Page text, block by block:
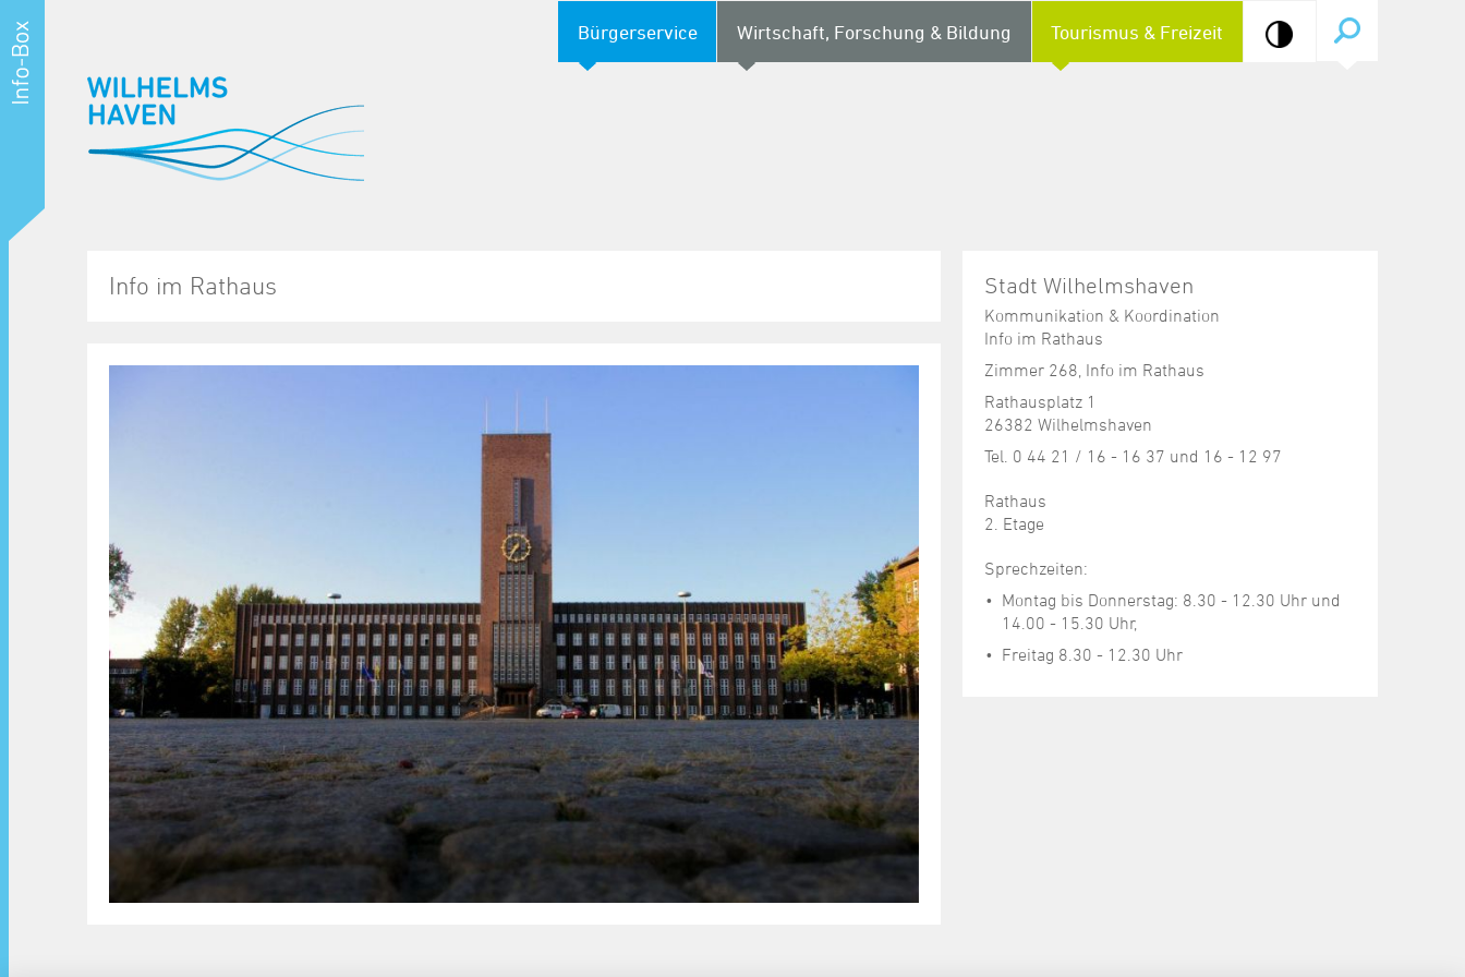
Bürgerservice Wirtschaft, Forschung & Bildung Tourismus & Freizeit
Info im Rathaus Stadt Wilhelmshaven
Kommunikation & Koordination
Info im Rathaus
Zimmer 268, Info im Rathaus
Rathausplatz 1
26382 Wilhelmshaven
Tel. 0 44 21 / 16 - 16 37 und 16 - 12 97
Rathaus
2. Etage
Sprechzeiten:
Montag bis Donnerstag: 8.30 - 12.30 Uhr und
14.00 - 15.30 Uhr,
Freitag 8.30 - 12.30 Uhr